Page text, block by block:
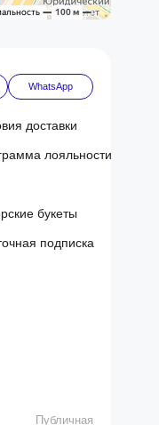
букеты
подписка
лояльности
доставки
Публичная
WhatsApp